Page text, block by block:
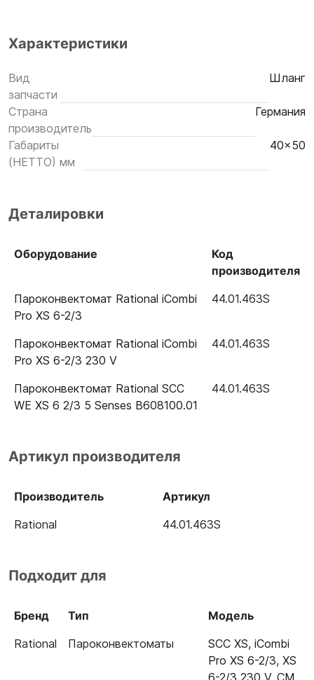
Характеристики
Вид
запчасти
Шланг
Страна
производитель
Германия
Габариты
(НЕТТО) мм
40x50
Деталировки
Оборудование
Код
производителя
Пароконвектомат Rational iCombi
Pro XS 6-2/3
44.01.463S
Пароконвектомат Rational iCombi
Pro XS 6-2/3 230 V
44.01.463S
Пароконвектомат Rational SCC
WE XS 6 2/3 5 Senses B608100.01
44.01.463S
Артикул производителя
Производитель
Артикул
Rational
44.01.463S
Подходит для
Бренд Тип
Модель
Rational
Пароконвектоматы SCC XS, iCombi
Pro XS 6-2/3, XS
6-2/3 230 V, CM